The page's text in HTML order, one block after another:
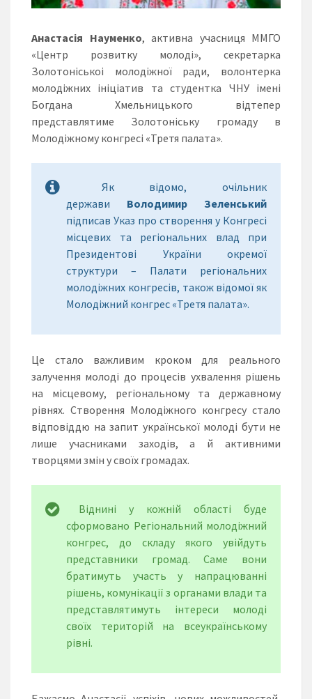
Анастасія Науменко, активна учасниця ММГО
«Центр розвитку молоді», секретарка
Золотоніськоі молодіжної ради, волонтерка
молодіжних ініціатив та студентка ЧНУ імені
Богдана Хмельницького відтепер
представлятиме Золотоніську громаду в
Молодіжному конгресі «Третя палата».
Як відомо, очільник
держави Володимир Зеленський
підписав Указ про створення у Конгресі
місцевих та регіональних влад при
Президентові України окремої
структури – Палати регіональних
молодіжних конгресів, також відомої як
Молодіжний конгрес «Третя палата».
Це стало важливим кроком для реального
залучення молоді до процесів ухвалення рішень
на місцевому, регіональному та державному
рівнях. Створення Молодіжного конгресу стало
відповіддю на запит української молоді бути не
лише учасниками заходів, а й активними
творцями змін у своїх громадах.
Віднині у кожній області буде
сформовано Регіональний молодіжний
конгрес, до складу якого увійдуть
представники громад. Саме вони
братимуть участь у напрацюванні
рішень, комунікації з органами влади та
представлятимуть інтереси молоді
своїх територій на всеукраїнському
рівні.